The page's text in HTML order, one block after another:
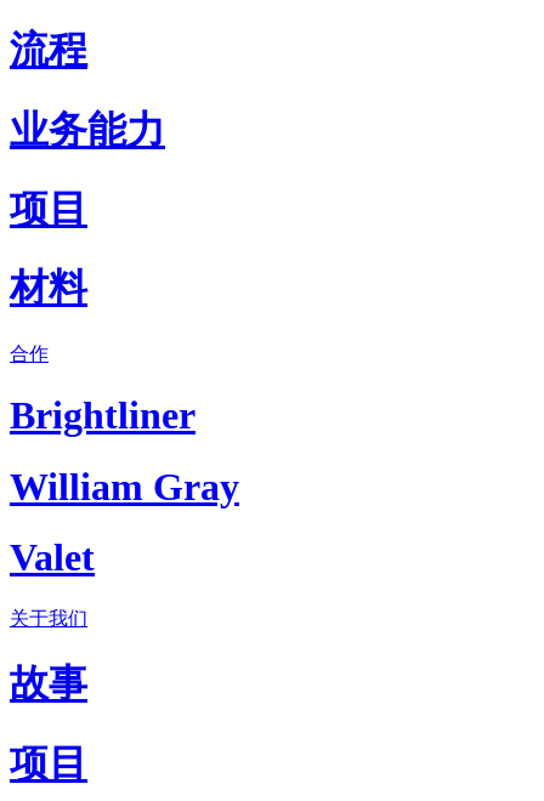
流程
业务能力
项目
材料
合作
Brightliner
William Gray
Valet
关于我们
故事
项目